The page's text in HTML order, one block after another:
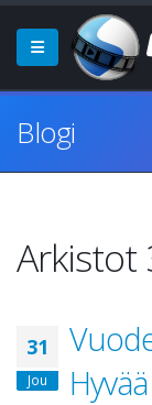
Blogi
Arkistot
31
Jou